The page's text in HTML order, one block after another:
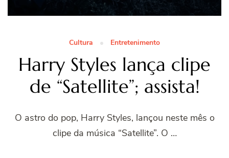
Cultura Entretenimento
Harry Styles lança clipe
de “Satellite”; assista!
O astro do pop, Harry Styles, lançou neste mês o
clipe da música “Satellite”. O …